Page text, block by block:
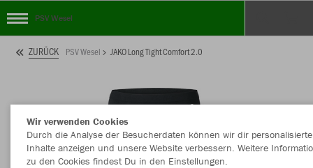
PSV Wesel
ZURÜCK PSV Wesel JAKO Long Tight Comfort 2.0
Wir verwenden Cookies
Durch die Analyse der Besucherdaten können wir dir personalisierte
Inhalte anzeigen und unsere Website verbessern. Weitere
zu den Cookies findest Du in den Einstellungen.